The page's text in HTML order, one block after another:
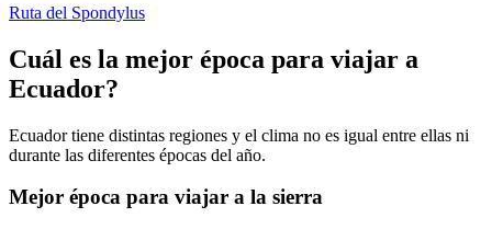
Ruta del Spondylus
Cuál es la mejor época para viajar a
Ecuador?
Ecuador tiene distintas regiones y el clima no es igual entre ellas ni
durante las diferentes épocas del año.
Mejor época para viajar a la sierra